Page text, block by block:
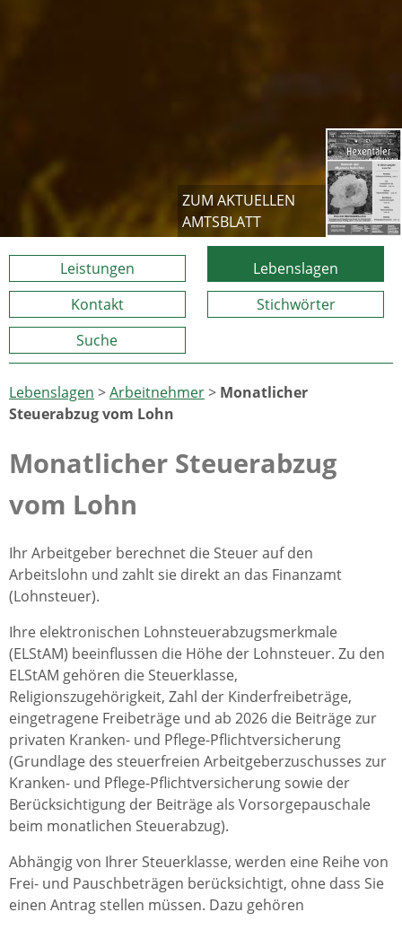
ZUM AKTUELLEN
AMTSBLATT
Leistungen
Lebenslagen
Kontakt
Stichwörter
Suche
Lebenslagen >Arbeitnehmer> Monatlicher
Steuerabzug vom Lohn
Monatlicher Steuerabzug
vom Lohn
Ihr Arbeitgeber berechnet die Steuer auf den
Arbeitslohn und zahlt sie direkt an das Finanzamt
(Lohnsteuer).
Ihre elektronischen Lohnsteuerabzugsmerkmale
(ELStAM) beeinflussen die Höhe der Lohnsteuer. Zu den
ELStAM gehören die Steuerklasse,
Religionszugehörigkeit, Zahl der Kinderfreibeträge,
eingetragene Freibeträge und ab 2026 die Beiträge zur
privaten Kranken- und Pflege-Pflichtversicherung
(Grundlage des steuerfreien Arbeitgeberzuschusses zur
Kranken- und Pflege-Pflichtversicherung sowie der
Berücksichtigung der Beiträge als Vorsorgepauschale
beim monatlichen Steuerabzug).
Abhängig von Ihrer Steuerklasse, werden eine Reihe von
Frei- und Pauschbeträgen berücksichtigt, ohne dass Sie
einen Antrag stellen müssen. Dazu gehören